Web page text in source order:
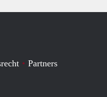
Partners